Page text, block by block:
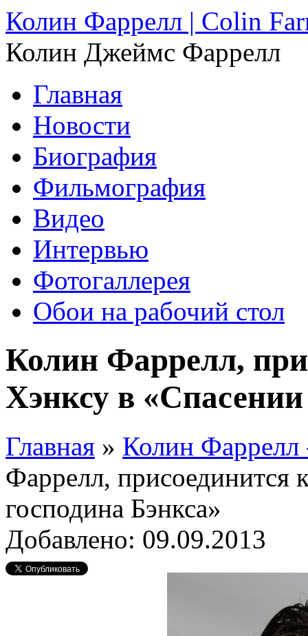
Колин Фаррелл | Colin
Колин Джеймс Фаррелл
Главная
Новости
Биография
Фильмография
Видео
Интервью
Фотогаллерея
Обои на рабочий стол
Колин Фаррелл,
Хэнксу в
Главная » Колин
Фаррелл, присоединится
господина Бэнкса»
Добавлено: 09.09.2013